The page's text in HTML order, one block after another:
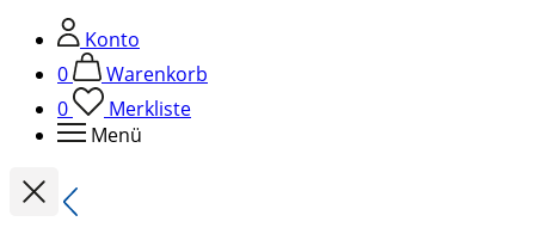
Konto
0
Warenkorb
0
Merkliste
Menü